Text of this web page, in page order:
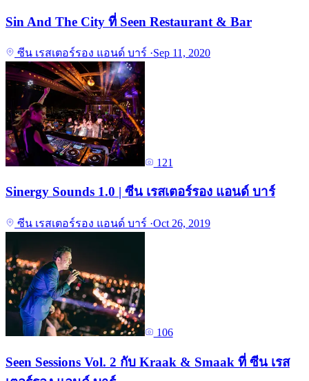
Sin And The City ที่ Seen Restaurant & Bar
ซีน เรสเตอร์รอง แอนด์ บาร์ ·Sep 11, 2020
121
Sinergy Sounds 1.0 | ซีน เรสเตอร์รอง แอนด์ บาร์
ซีน เรสเตอร์รอง แอนด์ บาร์ ·Oct 26, 2019
106
Seen Sessions Vol. 2 กับ Kraak & Smaak ที่ ซีน เรส